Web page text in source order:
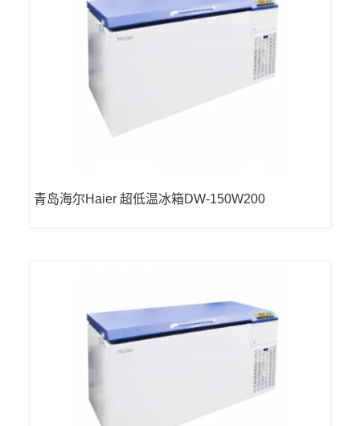
青岛海尔Haier 超低温冰箱DW-150W200